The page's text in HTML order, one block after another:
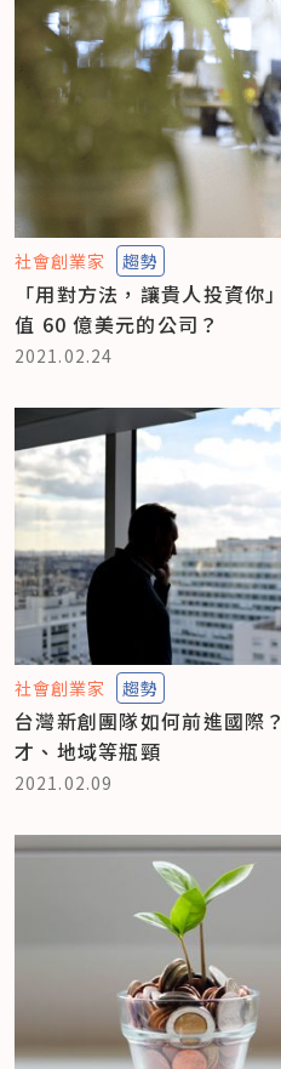
社會創業家 趨勢
「用對方法，讓貴人投資
值 60 億美元的公司？
2021.02.24
社會創業家 趨勢
台灣新創團隊如何前進國際
才、地域等瓶頸
2021.02.09